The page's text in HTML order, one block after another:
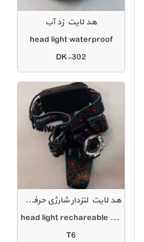
هد لایت زد آب
head light waterproof
DK-302
هد لایت لنزدار شارژی حرفه ای
head light rechareable with lenz
T6